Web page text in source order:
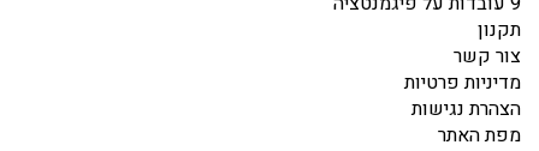
תקנון
צור קשר
מדיניות פרטיות
הצהרת נגישות
מפת האתר